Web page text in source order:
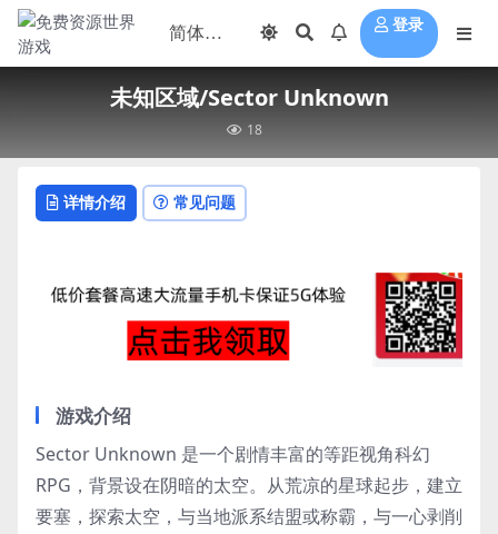
登录
未知区域/Sector Unknown
18
详情介绍 常见问题
游戏介绍
Sector Unknown 是一个剧情丰富的等距视角科幻
RPG，背景设在阴暗的太空。从荒凉的星球起步，建立
要塞，探索太空，与当地派系结盟或称霸，与一心剥削